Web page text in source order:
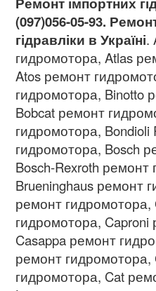
(097)056-05-93.
гідравліки в Україні.
гидромотора, Atlas
Atos ремонт
гидромотора, Binotto
Bobcat ремонт
гидромотора, Bondioli
гидромотора, Bosch
Bosch-Rexroth ремонт
Brueninghaus ремонт
ремонт гидромотора,
гидромотора,
Casappa ремонт
ремонт гидромотора,
гидромотора, Cat